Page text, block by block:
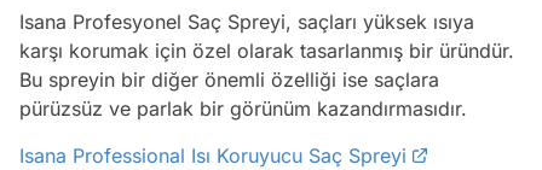
Isana Profesyonel Saç Spreyi, saçları yüksek ısıya
karşı korumak için özel olarak tasarlanmış bir üründür.
Bu spreyin bir diğer önemli özelliği ise saçlara
pürüzsüz ve parlak bir görünüm kazandırmasıdır.
Isana Professional Isı Koruyucu Saç Spreyi